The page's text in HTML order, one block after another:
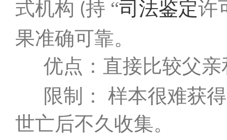
式机构 (持 “司法鉴定许
果准确可靠。
优点：直接比较父
限制： 样本很难获
世亡后不久收集。